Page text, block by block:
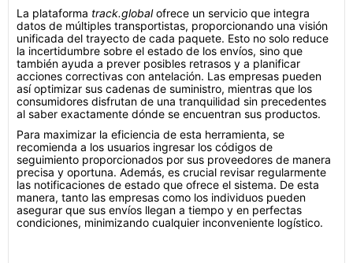
La plataforma track.globalofrece un servicio que integra
datos de múltiples transportistas, proporcionando una visión
unificada del trayecto de cada paquete. Esto no solo reduce
la incertidumbre sobre el estado de los envíos, sino que
también ayuda a prever posibles retrasos y a planificar
acciones correctivas con antelación. Las empresas pueden
así optimizar sus cadenas de suministro, mientras que los
consumidores disfrutan de una tranquilidad sin precedentes
al saber exactamente dónde se encuentran sus productos.
Para maximizar la eficiencia de esta herramienta, se
recomienda a los usuarios ingresar los códigos de
seguimiento proporcionados por sus proveedores de manera
precisa y oportuna. Además, es crucial revisar regularmente
las notificaciones de estado que ofrece el sistema. De esta
manera, tanto las empresas como los individuos pueden
asegurar que sus envíos llegan a tiempo y en perfectas
condiciones, minimizando cualquier inconveniente logístico.